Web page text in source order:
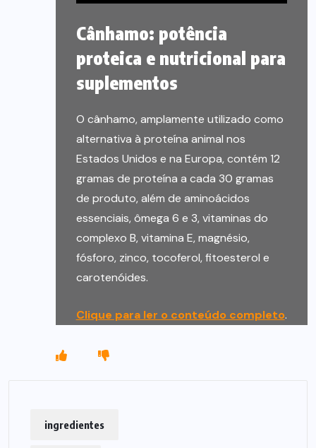
Cânhamo: potência
proteica e nutricional para
suplementos
O cânhamo, amplamente utilizado como
alternativa à proteína animal nos
Estados Unidos e na Europa, contém 12
gramas de proteína a cada 30 gramas
de produto, além de aminoácidos
essenciais, ômega 6 e 3, vitaminas do
complexo B, vitamina E, magnésio,
fósforo, zinco, tocoferol, fitoesterol e
carotenóides.
Clique para ler o conteúdo completo.
ingredientes